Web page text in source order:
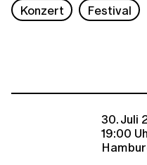
Konzert Festival
30. Juli
19:00